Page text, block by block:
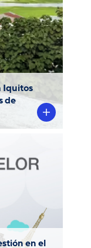
Iquitos
de
en el
ha sido
por la
de
de